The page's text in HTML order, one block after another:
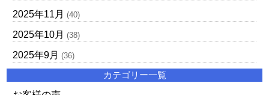
2025年11月 (40)
2025年10月 (38)
2025年9月 (36)
カテゴリー一覧